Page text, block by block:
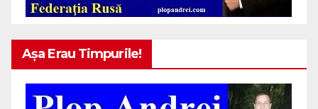
Așa Erau Timpurile!